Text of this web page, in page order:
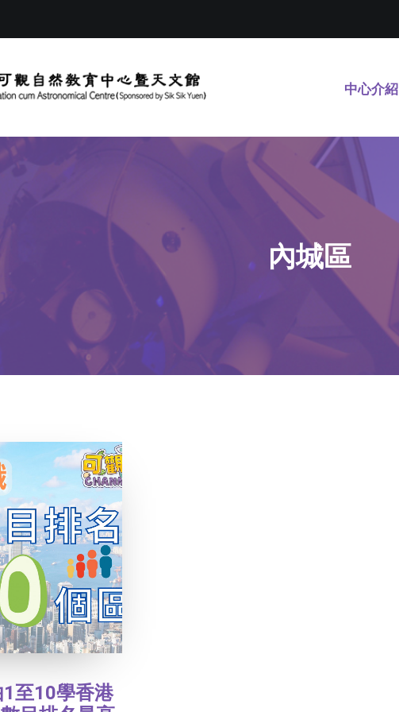
中心介紹
內城區
1至10學香港